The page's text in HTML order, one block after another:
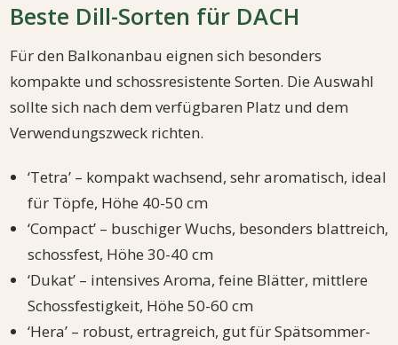
Beste Dill-Sorten für DACH
Für den Balkonanbau eignen sich besonders
kompakte und schossresistente Sorten. Die Auswahl
sollte sich nach dem verfügbaren Platz und dem
Verwendungszweck richten.
‘Tetra’ – kompakt wachsend, sehr aromatisch, ideal
für Töpfe, Höhe 40-50 cm
‘Compact’ – buschiger Wuchs, besonders blattreich,
schossfest, Höhe 30-40 cm
‘Dukat’ – intensives Aroma, feine Blätter, mittlere
Schossfestigkeit, Höhe 50-60 cm
‘Hera’ – robust, ertragreich, gut für Spätsommer-